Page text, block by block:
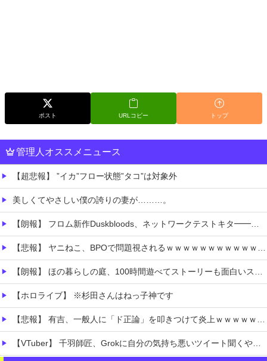
ポスト URLコピー トップ
管理人オススメニュース
【超悲報】 ”イカ”フロー状態”タコ”は対象外
美しくてやさしい僕の誇りの妻が………。
【朗報】 フロム新作Duskbloods、ネットワークテストキタ━━━━(゜∀゜)━━━━!!
【悲報】 ヤニねこ、BPOで問題視されるｗｗｗｗｗｗｗｗｗｗｗｗｗ
【朗報】 ほの暮らしの庭、100時間遊べてストーリーも面白いスタバレの上位互換だとまじで好評
【ホロライブ】 ※杉田さんはねっ子神です
【悲報】 有吉、一般人に「ド正論」を叩きつけて炎上ｗｗｗｗｗｗｗｗ
【VTuber】 千羽師匠、Grokに自分の気持ち悪いツイート聞くやつやってるのかなって思ったら相手鴨神やんけ